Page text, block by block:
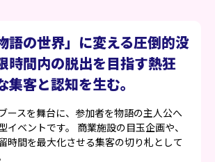
語の世界」に変える圧倒的没
時間内の脱出を目指す熱狂
集客と認知を生む。
ースを舞台に、参加者を物語の主人公へ
イベントです。 商業施設の目玉企画や、
時間を最大化させる集客の切り札として